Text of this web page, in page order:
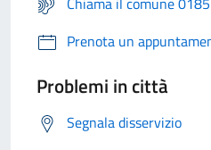
Prenota un
Problemi in città
Segnala disservizio